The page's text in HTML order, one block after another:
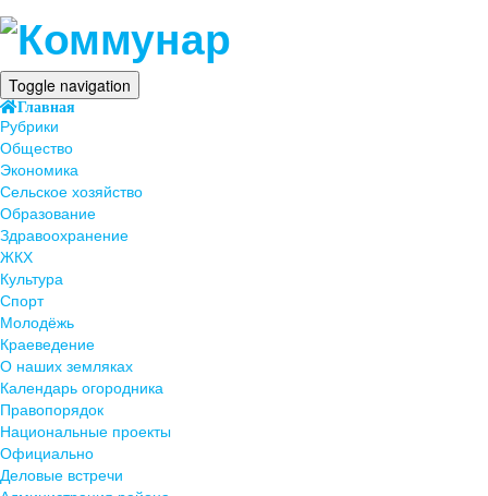
Toggle navigation
Главная
Рубрики
Общество
Экономика
Сельское хозяйство
Образование
Здравоохранение
ЖКХ
Культура
Спорт
Молодёжь
Краеведение
О наших земляках
Календарь огородника
Правопорядок
Национальные проекты
Официально
Деловые встречи